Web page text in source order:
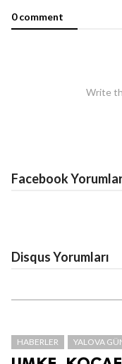
0 comment
Write
Facebook
Disqus Yorumları
HABERLER YALOVA